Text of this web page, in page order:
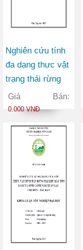
Nghiên cứu tính
đa dạng thực vật
trạng thái rừng
phục hồi tự nhiên
(IIB) của xã
huyện Đại Từ
Tỉnh Thái Nguyên
Giá Bán:
0.000 VNĐ